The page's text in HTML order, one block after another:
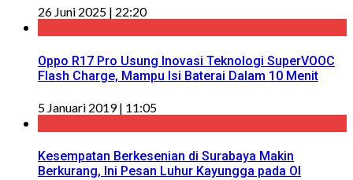
26 Juni 2025 | 22:20
Oppo R17 Pro Usung Inovasi Teknologi SuperVOOC
Flash Charge, Mampu Isi Baterai Dalam 10 Menit
5 Januari 2019 | 11:05
Kesempatan Berkesenian di Surabaya Makin
Berkurang, Ini Pesan Luhur Kayungga pada OI